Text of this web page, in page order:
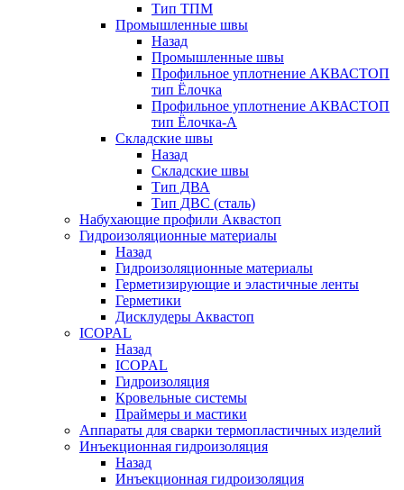
Тип ТПМ
Промышленные швы
Назад
Промышленные швы
Профильное уплотнение АКВАСТОП
тип Ёлочка
Профильное уплотнение АКВАСТОП
тип Ёлочка-А
Складские швы
Назад
Складские швы
Тип ДВА
Тип ДВС (сталь)
Набухающие профили Аквастоп
Гидроизоляционные материалы
Назад
Гидроизоляционные материалы
Герметизирующие и эластичные ленты
Герметики
Дисклудеры Аквастоп
ICOPAL
Назад
ICOPAL
Гидроизоляция
Кровельные системы
Праймеры и мастики
Аппараты для сварки термопластичных изделий
Инъекционная гидроизоляция
Назад
Инъекционная гидроизоляция